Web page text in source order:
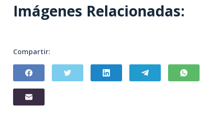
Imágenes Relacionadas:
Compartir: